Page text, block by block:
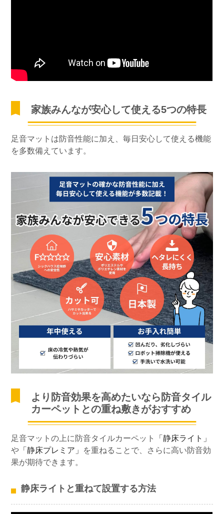
家族みんなが安心して使える5つの特長
足音マットは防音性能に加え、毎日安心して使える機能
を多数備えています。
より防音効果を高めたいなら防音タイル
カーペットとの重ね敷きがおすすめ
足音マットの上に防音タイルカーペット
「静床ライト」
や 「静床プレミア」 を重ねることで、さらに高い防音効
果が期待できます。
静床ライトと重ねて設置する方法